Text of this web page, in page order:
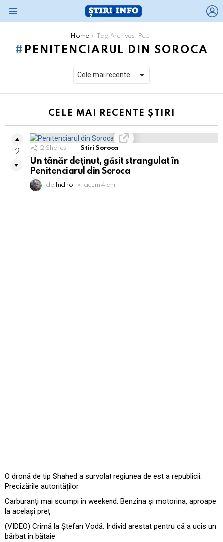
Home Tag Archives: Penitenciarul din Soroca
PENITENCIARUL DIN SOROCA
CELE MAI RECENTE ȘTIRI
2 Shares Stiri Soroca
Un tânăr deținut, găsit strangulat în
Penitenciarul din Soroca
de Indiro acum 4 ani
2
O dronă de tip Shahed a survolat regiunea de est a republicii.
Precizările autorităților
Carburanți mai scumpi în weekend: Benzina și motorina, aproape
la același preț
(VIDEO) Crimă la Ștefan Vodă: Individ arestat pentru că a ucis un
bărbat în bătaie